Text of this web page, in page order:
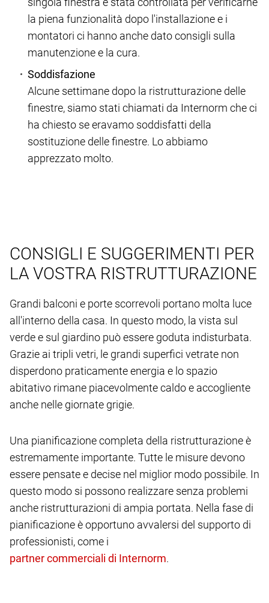
la piena funzionalità dopo l'installazione e i
montatori ci hanno anche dato consigli sulla
manutenzione e la cura.
Soddisfazione
Alcune settimane dopo la ristrutturazione delle
finestre, siamo stati chiamati da Internorm che ci
ha chiesto se eravamo soddisfatti della
sostituzione delle finestre. Lo abbiamo
apprezzato molto.
CONSIGLI E SUGGERIMENTI PER
LA VOSTRA RISTRUTTURAZIONE
Grandi balconi e porte scorrevoli portano molta luce
all'interno della casa. In questo modo, la vista sul
verde e sul giardino può essere goduta indisturbata.
Grazie ai tripli vetri, le grandi superfici vetrate non
disperdono praticamente energia e lo spazio
abitativo rimane piacevolmente caldo e accogliente
anche nelle giornate grigie.
Una pianificazione completa della ristrutturazione è
estremamente importante. Tutte le misure devono
essere pensate e decise nel miglior modo possibile. In
questo modo si possono realizzare senza problemi
anche ristrutturazioni di ampia portata. Nella fase di
pianificazione è opportuno avvalersi del supporto di
professionisti, come i
.